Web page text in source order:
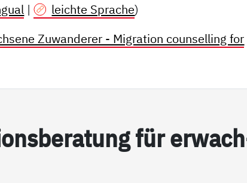
| leichte Sprache)
Zuwanderer - Migration counselling for
für